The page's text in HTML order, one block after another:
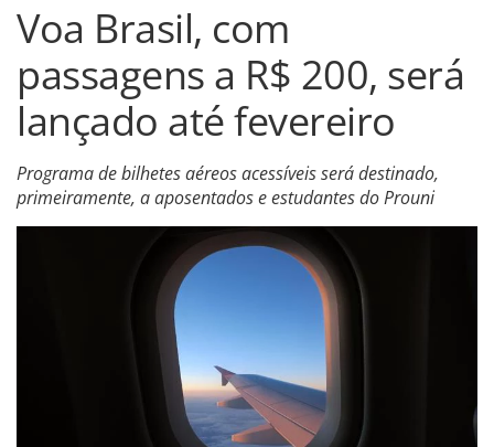
Voa Brasil, com
passagens a R$ 200, será
lançado até fevereiro
Programa de bilhetes aéreos acessíveis será destinado,
primeiramente, a aposentados e estudantes do Prouni